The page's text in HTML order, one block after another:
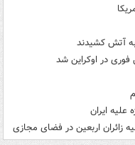
آتش کشیدند
در اوکراین شد
ایران
زائران اربعین در فضای مجازی